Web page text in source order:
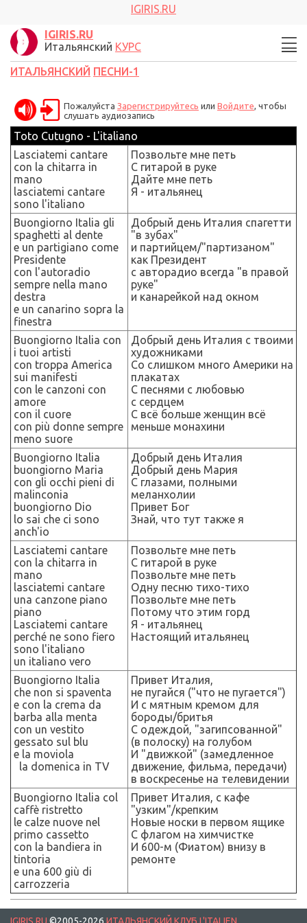
IGIRIS.RU
IGIRIS.RU
Итальянский КУРС
ИТАЛЬЯНСКИЙ ПЕСНИ-1
Пожалуйста Зарегистрируйтесь или Войдите, чтобы
слушать аудиозапись
Toto Cutugno - L'italiano
Lasciatemi cantare
con la chitarra in
mano
lasciatemi cantare
sono l'italiano
Позвольте мне петь
С гитарой в руке
Дайте мне петь
Я - итальянец
Buongiorno Italia gli
spaghetti al dente
e un partigiano come
Presidente
con l'autoradio
sempre nella mano
destra
e un canarino sopra la
finestra
Добрый день Италия спагетти
"в зубах"
и партийцем/"партизаном"
как Президент
с авторадио всегда "в правой
руке"
и канарейкой над окном
Buongiorno Italia con
i tuoi artisti
con troppa America
sui manifesti
con le canzoni con
amore
con il cuore
con più donne sempre
meno suore
Добрый день Италия с твоими
художниками
Со слишком много Америки на
плакатах
С песнями с любовью
с сердцем
С всё больше женщин всё
меньше монахини
Buongiorno Italia
buongiorno Maria
con gli occhi pieni di
malinconia
buongiorno Dio
lo sai che ci sono
anch'io
Добрый день Италия
Добрый день Мария
С глазами, полными
меланхолии
Привет Бог
Знай, что тут также я
Lasciatemi cantare
con la chitarra in
mano
lasciatemi cantare
una canzone piano
piano
Lasciatemi cantare
perché ne sono fiero
sono l'italiano
un italiano vero
Позвольте мне петь
С гитарой в руке
Позвольте мне петь
Одну песню тихо-тихо
Позвольте мне петь
Потому что этим горд
Я - итальянец
Настоящий итальянец
Buongiorno Italia
che non si spaventa
e con la crema da
barba alla menta
con un vestito
gessato sul blu
e la moviola
la domenica in TV
Привет Италия,
не пугайся ("что не пугается")
И с мятным кремом для
бороды/бритья
С одеждой, "загипсованной"
(в полоску) на голубом
И "движкой" (замедленное
движение, фильма, передачи)
в воскресенье на телевидении
Buongiorno Italia col
caffè ristretto
le calze nuove nel
primo cassetto
con la bandiera in
tintoria
e una 600 giù di
carrozzeria
Привет Италия, с кафе
"узким"/крепким
Новые носки в первом ящике
С флагом на химчистке
И 600-м (Фиатом) внизу в
ремонте